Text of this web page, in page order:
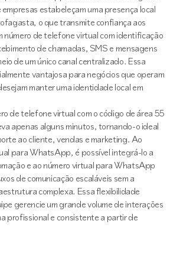
estabeleçam uma presença local
o que transmite confiança aos
número de telefone virtual com identificação
de chamadas, SMS e mensagens
de um único canal centralizado. Essa
vantajosa para negócios que operam
manter uma identidade local em
de telefone virtual com o código de área 55
apenas alguns minutos, tornando-o ideal
ao cliente, vendas e marketing. Ao
para WhatsApp, é possível integrá-lo a
e ao número virtual para WhatsApp
de comunicação escaláveis sem a
complexa. Essa flexibilidade
gerencie um grande volume de interações
profissional e consistente a partir de